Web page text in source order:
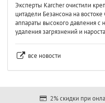
Эксперты Karcher очистили
цитадели Безансона на
аппараты высокого давления
удаления загрязнений и
все новости
2% скидки при